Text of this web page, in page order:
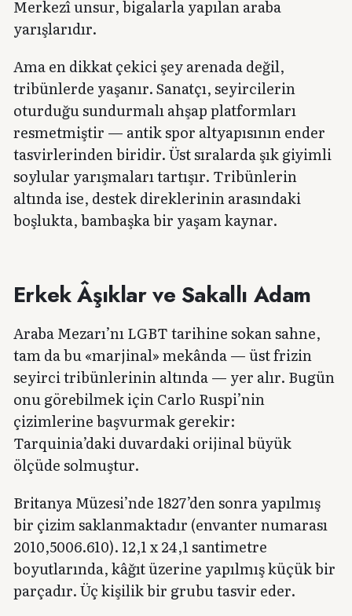
Merkezî unsur, bigalarla yapılan araba
yarışlarıdır.
Ama en dikkat çekici şey arenada değil,
tribünlerde yaşanır. Sanatçı, seyircilerin
oturduğu sundurmalı ahşap platformları
resmetmiştir — antik spor altyapısının ender
tasvirlerinden biridir. Üst sıralarda şık giyimli
soylular yarışmaları tartışır. Tribünlerin
altında ise, destek direklerinin arasındaki
boşlukta, bambaşka bir yaşam kaynar.
Erkek Âşıklar ve Sakallı Adam
Araba Mezarı’nı LGBT tarihine sokan sahne,
tam da bu «marjinal» mekânda — üst frizin
seyirci tribünlerinin altında — yer alır. Bugün
onu görebilmek için Carlo Ruspi’nin
çizimlerine başvurmak gerekir:
Tarquinia’daki duvardaki orijinal büyük
ölçüde solmuştur.
Britanya Müzesi’nde 1827’den sonra yapılmış
bir çizim saklanmaktadır (envanter numarası
2010,5006.610). 12,1 x 24,1 santimetre
boyutlarında, kâğıt üzerine yapılmış küçük bir
parçadır. Üç kişilik bir grubu tasvir eder.